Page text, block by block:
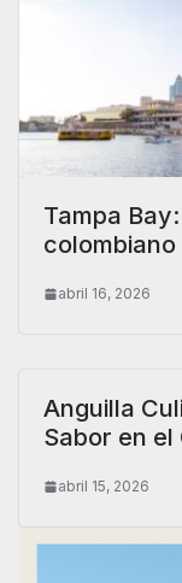
Tampa
colombiano
abril 16, 2026
Anguilla
Sabor en el
abril 15, 2026